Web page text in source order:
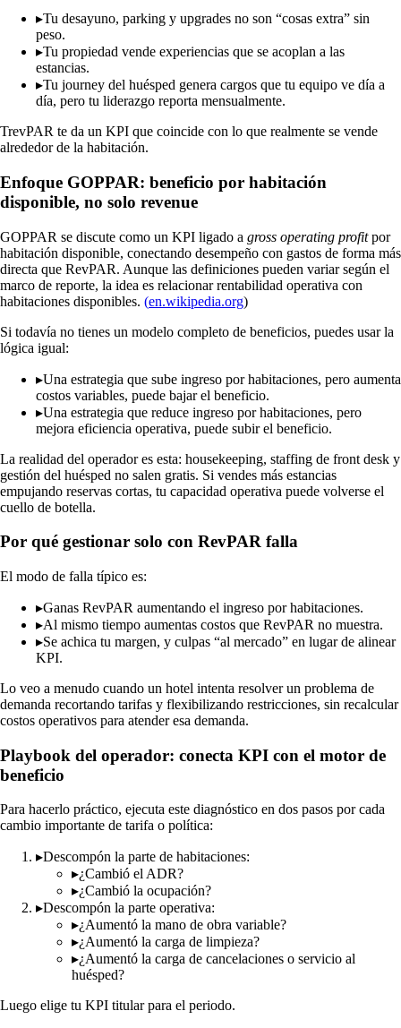
▸Tu desayuno, parking y upgrades no son “cosas extra” sin
peso.
▸Tu propiedad vende experiencias que se acoplan a las
estancias.
▸Tu journey del huésped genera cargos que tu equipo ve día a
día, pero tu liderazgo reporta mensualmente.
TrevPAR te da un KPI que coincide con lo que realmente se vende
alrededor de la habitación.
Enfoque GOPPAR: beneficio por habitación
disponible, no solo revenue
GOPPAR se discute como un KPI ligado a gross operating profitpor
habitación disponible, conectando desempeño con gastos de forma más
directa que RevPAR. Aunque las definiciones pueden variar según el
marco de reporte, la idea es relacionar rentabilidad operativa con
habitaciones disponibles. (en.wikipedia.org)
Si todavía no tienes un modelo completo de beneficios, puedes usar la
lógica igual:
▸Una estrategia que sube ingreso por habitaciones, pero aumenta
costos variables, puede bajar el beneficio.
▸Una estrategia que reduce ingreso por habitaciones, pero
mejora eficiencia operativa, puede subir el beneficio.
La realidad del operador es esta: housekeeping, staffing de front desk y
gestión del huésped no salen gratis. Si vendes más estancias
empujando reservas cortas, tu capacidad operativa puede volverse el
cuello de botella.
Por qué gestionar solo con RevPAR falla
El modo de falla típico es:
▸Ganas RevPAR aumentando el ingreso por habitaciones.
▸Al mismo tiempo aumentas costos que RevPAR no muestra.
▸Se achica tu margen, y culpas “al mercado” en lugar de alinear
KPI.
Lo veo a menudo cuando un hotel intenta resolver un problema de
demanda recortando tarifas y flexibilizando restricciones, sin recalcular
costos operativos para atender esa demanda.
Playbook del operador: conecta KPI con el motor de
beneficio
Para hacerlo práctico, ejecuta este diagnóstico en dos pasos por cada
cambio importante de tarifa o política:
▸Descompón la parte de habitaciones:
▸¿Cambió el ADR?
▸¿Cambió la ocupación?
▸Descompón la parte operativa:
▸¿Aumentó la mano de obra variable?
▸¿Aumentó la carga de limpieza?
▸¿Aumentó la carga de cancelaciones o servicio al
huésped?
Luego elige tu KPI titular para el periodo.